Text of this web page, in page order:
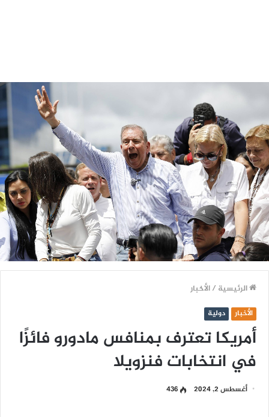
الرئيسية /الأخبار
الأخبار دولية
أمريكا تعترف بمنافس مادورو فائزًا
في انتخابات فنزويلا
أغسطس 2, 2024 436